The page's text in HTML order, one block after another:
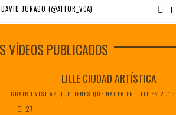
DAVID JURADO (@AITOR_VCA) 1
VÍDEOS PUBLICADOS
LILLE CIUDAD ARTÍSTICA
CUATRO VISITAS QUE TIENES QUE HACER EN LILLE EN 2015
27